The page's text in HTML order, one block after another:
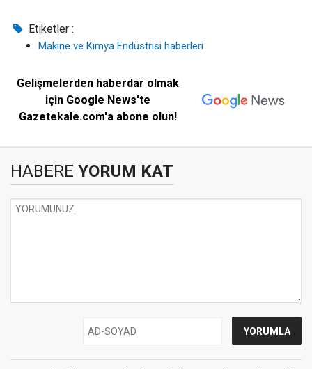
Etiketler :
Makine ve Kimya Endüstrisi haberleri
Gelişmelerden haberdar olmak
için Google News'te
Gazetekale.com'a abone olun!
HABERE YORUM KAT